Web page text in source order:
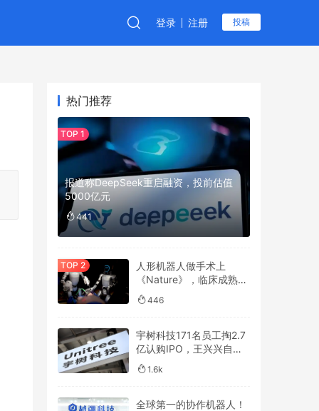
登录 注册 投稿
热门推荐
报道称DeepSeek重启融资，投前估值
5000亿元
441
人形机器人做手术上
《Nature》，临床成熟度
拿了2.5分
446
宇树科技171名员工掏2.7
亿认购IPO，王兴兴自掏
1500万！
1.6k
全球第一的协作机器人！